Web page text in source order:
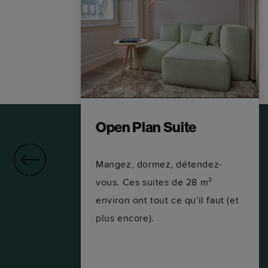
Open Plan Suite
Mangez, dormez, détendez-
vous. Ces suites de 28 m²
environ ont tout ce qu'il faut (et
plus encore).